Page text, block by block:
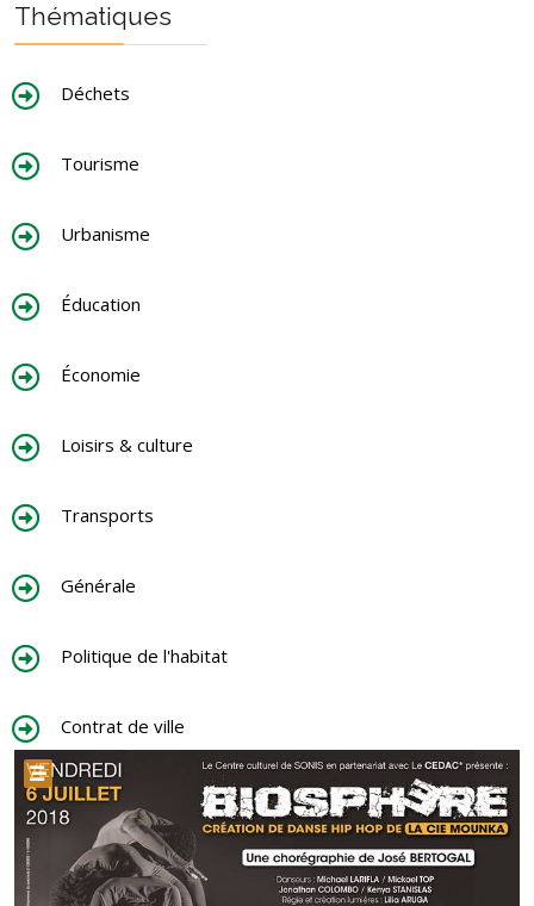
Thématiques
Déchets
Tourisme
Urbanisme
Éducation
Économie
Loisirs & culture
Transports
Générale
Politique de l'habitat
Contrat de ville